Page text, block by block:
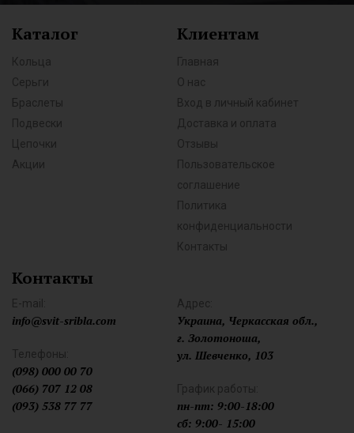
Каталог
Кольца
Серьги
Браслеты
Подвески
Цепочки
Акции
Клиентам
Главная
О нас
Вход в личный кабинет
Доставка и оплата
Отзывы
Пользовательское
соглашение
Политика
конфиденциальности
Контакты
Контакты
E-mail:
info@svit-sribla.com
Телефоны:
(098) 000 00 70
(066) 707 12 08
(093) 538 77 77
Адрес:
Украина, Черкасская обл.,
г. Золотоноша,
ул. Шевченко, 103
График работы:
пн-пт: 9:00-18:00
сб: 9:00- 15:00